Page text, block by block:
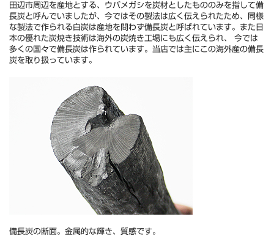
田辺市周辺を産地とする、ウバメガシを炭材としたもののみを指して備
長炭と呼んでいましたが、今ではその製法は広く伝えられたため、同様
な製法で作られる白炭は産地を問わず備長炭と呼ばれています。また日
本の優れた炭焼き技術は海外の炭焼き工場にも広く伝えられ、 今では
多くの国々で備長炭は作られています。当店では主にこの海外産の備長
炭を取り扱っています。
備長炭の断面。金属的な輝き、質感です。